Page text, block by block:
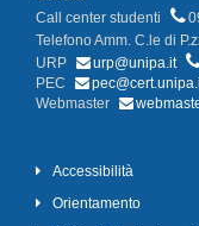
Call center studenti
Telefono Amm. C.le di
URP
urp@unipa.it
PEC
Webmaster
Accessibilità
Orientamento